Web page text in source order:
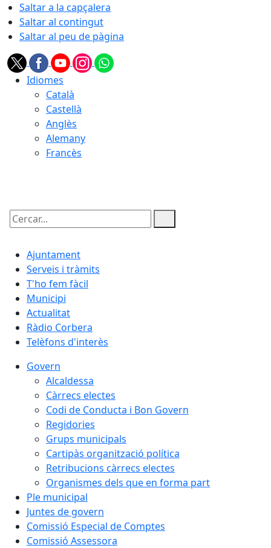
Saltar a la capçalera
Saltar al contingut
Saltar al peu de pàgina
Idiomes
Català
Castellà
Anglès
Alemany
Francès
Cercar:
Ajuntament
Serveis i tràmits
T'ho fem fàcil
Municipi
Actualitat
Ràdio Corbera
Telèfons d'interès
Govern
Alcaldessa
Càrrecs electes
Codi de Conducta i Bon Govern
Regidories
Grups municipals
Cartipàs organització política
Retribucions càrrecs electes
Organismes dels que en forma part
Ple municipal
Juntes de govern
Comissió Especial de Comptes
Comissió Assessora